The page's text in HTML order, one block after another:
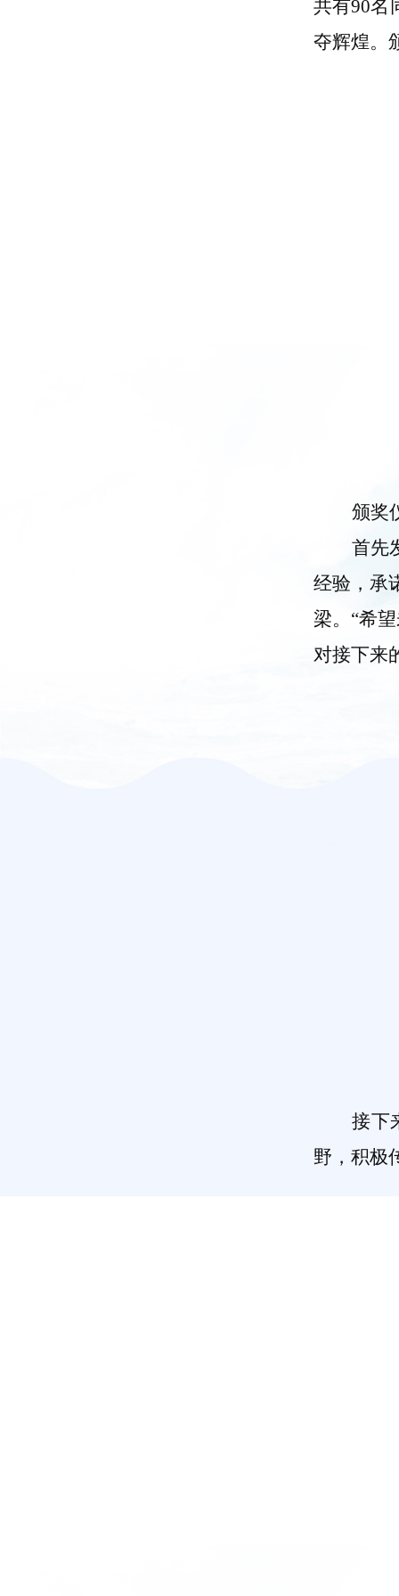
共有90名
夺辉煌。
颁奖
首先
经验，承
梁。“希
对接下来
接下
野，积极